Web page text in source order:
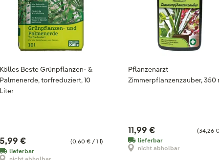
Kölles Beste Grünpflanzen- &
Palmenerde, torfreduziert, 10
Liter
(0,60 € / 1 l)
5,99 €
lieferbar
Pflanzenarzt
Zimmerpflanzenzauber, 350
(34,26
11,99 €
lieferbar
nicht abholbar